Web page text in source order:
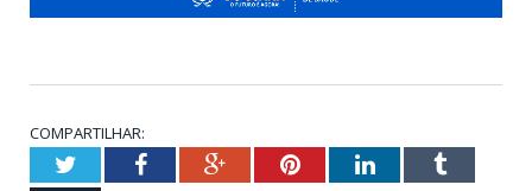
COMPARTILHAR:
TwitterFacebookGoogle+PinterestLinkedInTumblr